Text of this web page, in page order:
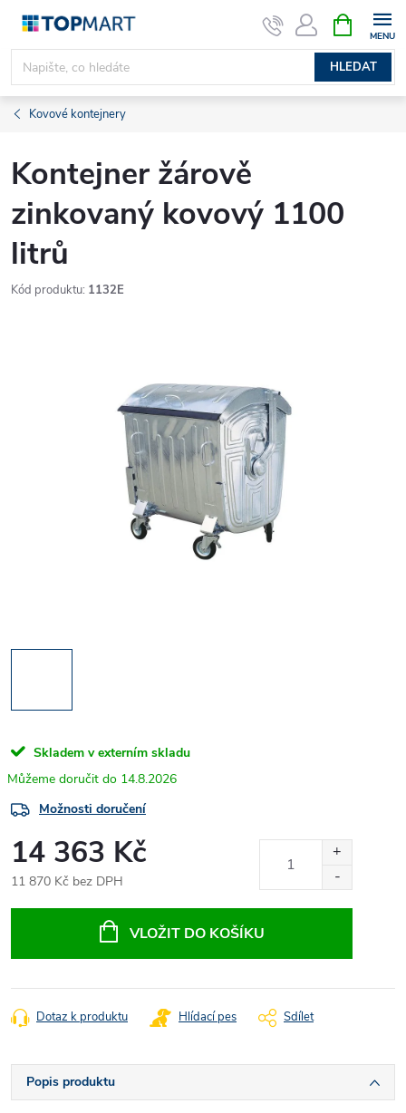
Přejít
obsah
HLEDAT
NÁKUPNÍ
KOŠÍK
Kovové kontejnery
Kontejner žárově
zinkovaný kovový 1100
litrů
Kód produktu: 1132E
Skladem v externím skladu
14.8.2026
Možnosti doručení
14 363 Kč
11 870 Kč bez DPH
VLOŽIT DO KOŠÍKU
Dotaz k produktu Hlídací pes Sdílet
Popis produktu